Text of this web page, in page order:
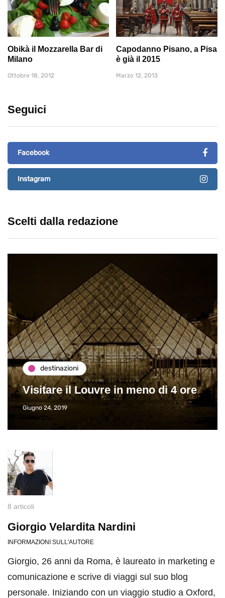
Obikà il Mozzarella Bar di
Milano
Ottobre 18, 2012
Capodanno Pisano, a Pisa
è già il 2015
Marzo 12, 2013
Seguici
Facebook
Instagram
Scelti dalla redazione
destinazioni
Visitare il Louvre in meno di 4 ore
Giugno 24, 2019
8 articoli
Giorgio Velardita Nardini
INFORMAZIONI SULL'AUTORE
Giorgio, 26 anni da Roma, è laureato in marketing e
comunicazione e scrive di viaggi sul suo blog
personale. Iniziando con un viaggio studio a Oxford,